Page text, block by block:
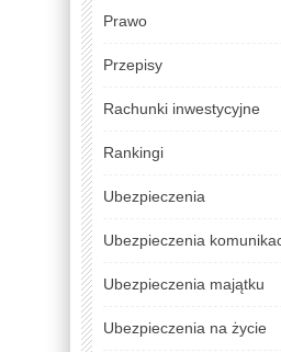
Prawo
Przepisy
Rachunki inwestycyjne
Rankingi
Ubezpieczenia
Ubezpieczenia
Ubezpieczenia majątku
Ubezpieczenia na życie